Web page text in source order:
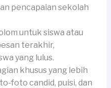
pencapaian sekolah
untuk siswa atau
terakhir,
yang lulus.
khusus yang lebih
foto candid, puisi, dan